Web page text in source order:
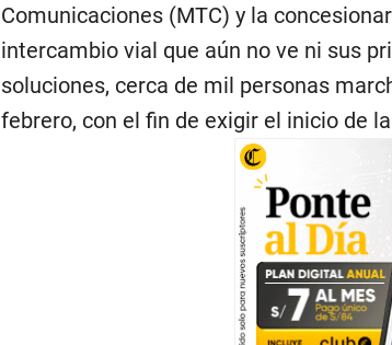
Comunicaciones (MTC) y la
intercambio vial que aún no ve ni sus
soluciones, cerca de mil personas
febrero, con el fin de exigir el inicio de